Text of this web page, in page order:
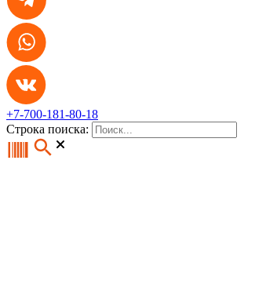
+7-700-181-80-18
Строка поиска: